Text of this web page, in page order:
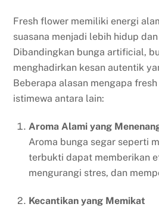
Fresh flower memiliki energi
suasana menjadi lebih hidup
Dibandingkan bunga artificial,
menghadirkan kesan autentik
Beberapa alasan mengapa
istimewa antara lain:
Aroma Alami yang
Aroma bunga segar seperti
terbukti dapat memberikan
mengurangi stres, dan
Kecantikan yang Memikat